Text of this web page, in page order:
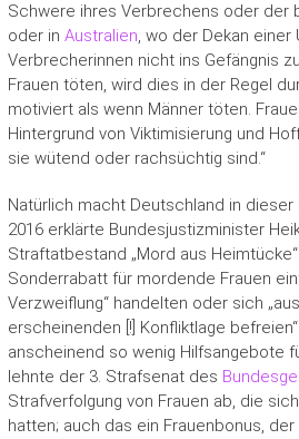
Schwere ihres Verbrechens oder der
oder in Australien, wo der Dekan
Verbrecherinnen nicht ins Gefängnis
Frauen töten, wird dies in der Regel
motiviert als wenn Männer töten.
Hintergrund von Viktimisierung und
sie wütend oder rachsüchtig sind.“
Natürlich macht Deutschland in dieser
2016 erklärte Bundesjustizminister
Straftatbestand „Mord aus
Sonderrabatt für mordende Frauen
Verzweiflung“ handelten oder sich
erscheinenden [!] Konfliktlage
anscheinend so wenig Hilfsangebote
lehnte der 3. Strafsenat des
Strafverfolgung von Frauen ab, die
hatten; auch das ein Frauenbonus, der